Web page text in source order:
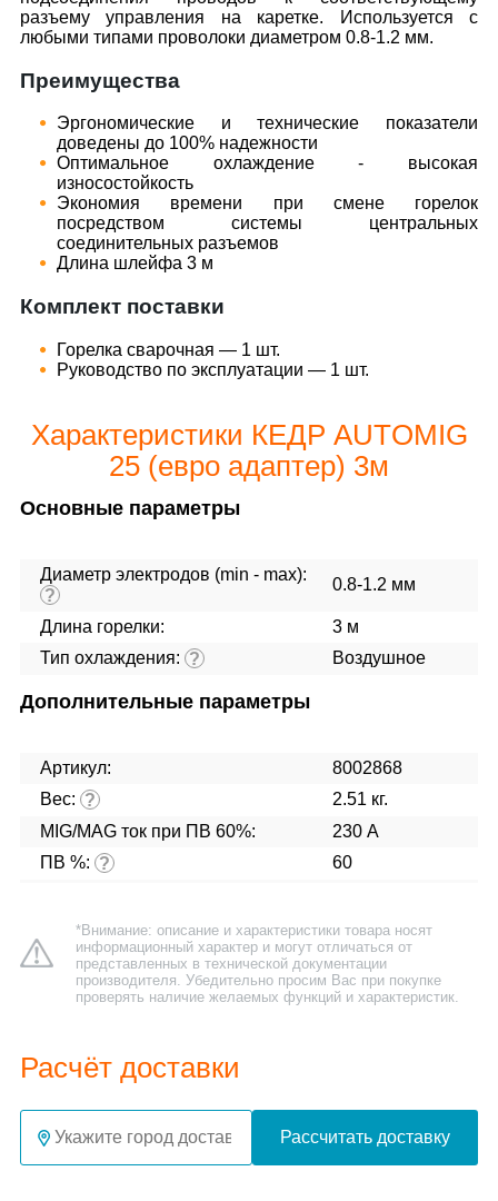
разъему управления на каретке. Используется с
любыми типами проволоки диаметром 0.8-1.2 мм.
Преимущества
Эргономические и технические показатели
доведены до 100% надежности
Оптимальное охлаждение - высокая
износостойкость
Экономия времени при смене горелок
посредством системы центральных
соединительных разъемов
Длина шлейфа 3 м
Комплект поставки
Горелка сварочная — 1 шт.
Руководство по эксплуатации — 1 шт.
Характеристики КЕДР AUTOMIG
25 (евро адаптер) 3м
Основные параметры
Диаметр электродов (min - max):
?
0.8-1.2 мм
Длина горелки:
3 м
Тип охлаждения: ? Воздушное
Дополнительные параметры
Артикул:
8002868
Вес: ?
2.51 кг.
MIG/MAG ток при ПВ 60%:
230 А
ПВ %: ? 60
*Внимание: описание и характеристики товара носят
информационный характер и могут отличаться от
представленных в технической документации
производителя. Убедительно просим Вас при покупке
проверять наличие желаемых функций и характеристик.
Расчёт доставки
Рассчитать доставку